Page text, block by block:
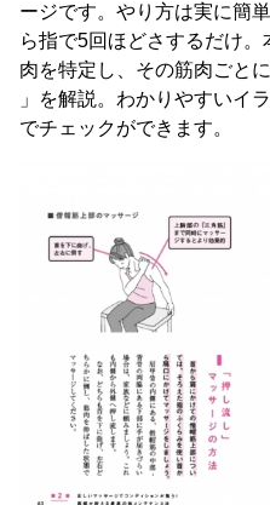
ージです。やり方は実に簡
ら指で5回ほどさするだけ
肉を特定し、その筋肉ごと
」を解説。わかりやすいイ
でチェックができます。